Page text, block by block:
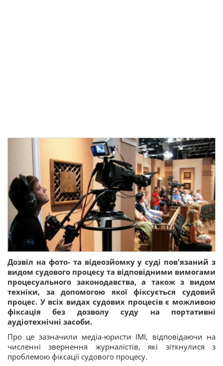
Дозвіл на фото- та відеозйомку у суді пов'язаний з
видом судового процесу та відповідними вимогами
процесуального законодавства, а також з видом
техніки, за допомогою якої фіксується судовий
процес. У всіх видах судових процесів є можливою
фіксація без дозволу суду на портативні
аудіотехнічні засоби.
Про це зазначили медіа-юристи ІМІ, відповідаючи на
численні звернення журналістів, які зіткнулися з
проблемою фіксації судового процесу.